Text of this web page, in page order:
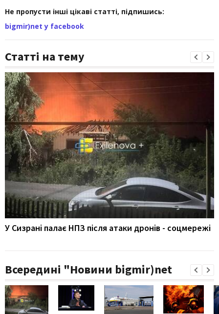
Не пропусти інші цікаві статті, підпишись:
bigmir)net у facebook
Статті на тему
У Сизрані палає НПЗ після атаки дронів - соцмережі
Всередині "Новини bigmir)net